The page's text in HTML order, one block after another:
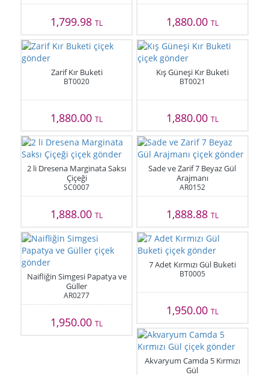
1,799.98TL 1,880.00 TL
Zarif Kır Buketi
BT0020
1,880.00TL
Kış Güneşi Kır Buketi
BT0021
1,880.00 TL
2 li Dresena Marginata Saksı
Çiçeği
SC0007
1,888.00TL
Sade ve Zarif 7 Beyaz Gül
Arajmanı
AR0152
1,888.88 TL
Naifliğin Simgesi Papatya ve
Güller
AR0277
1,950.00TL
7 Adet Kırmızı Gül Buketi
BT0005
1,950.00 TL
Akvaryum Camda 5 Kırmızı
Gül